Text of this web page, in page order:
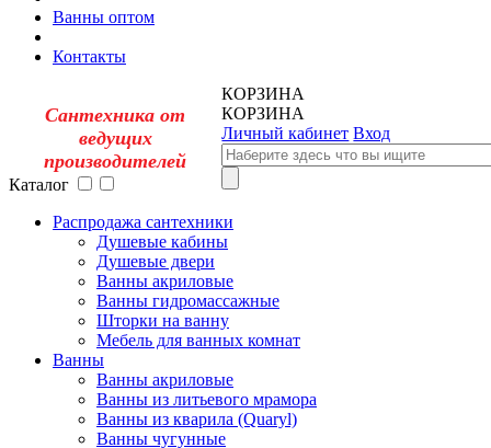
Ванны оптом
Контакты
Сантехника от
ведущих
производителей
КОРЗИНА
КОРЗИНА
Личный кабинет Вход
Каталог
Распродажа сантехники
Душевые кабины
Душевые двери
Ванны акриловые
Ванны гидромассажные
Шторки на ванну
Мебель для ванных комнат
Ванны
Ванны акриловые
Ванны из литьевого мрамора
Ванны из кварила (Quaryl)
Ванны чугунные